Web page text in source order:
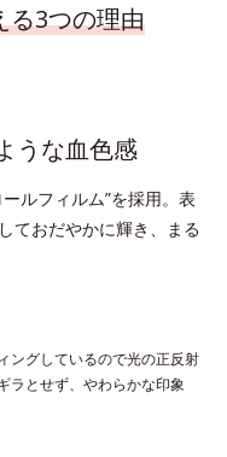
る3つの理由
うな血色感
ルフィルム”を採用。 表
ておだやかに輝き、まる
ングしているので光の正反射
ラとせず、やわらかな印象